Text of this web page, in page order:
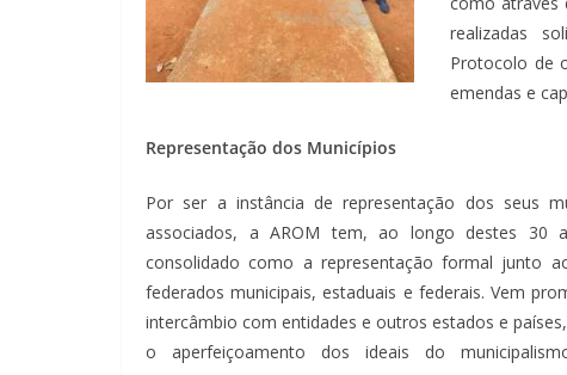
realizadas
Protocolo de
emendas e
Representação dos Municípios
Por ser a instância de representação dos seus
associados, a AROM tem, ao longo destes 30
consolidado como a representação formal junto
federados municipais, estaduais e federais. Vem
intercâmbio com entidades e outros estados e
o aperfeiçoamento dos ideais do